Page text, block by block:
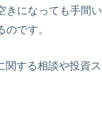
きになっても手間
です。
関する相談や投資